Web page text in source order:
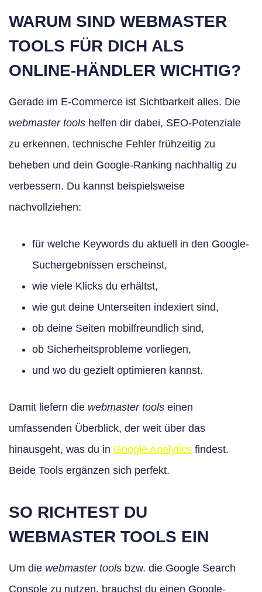
WARUM SIND WEBMASTER
TOOLS FÜR DICH ALS
ONLINE-HÄNDLER WICHTIG?
Gerade im E-Commerce ist Sichtbarkeit alles. Die
webmaster tools helfen dir dabei, SEO-Potenziale
zu erkennen, technische Fehler frühzeitig zu
beheben und dein Google-Ranking nachhaltig zu
verbessern. Du kannst beispielsweise
nachvollziehen:
für welche Keywords du aktuell in den Google-
Suchergebnissen erscheinst,
wie viele Klicks du erhältst,
wie gut deine Unterseiten indexiert sind,
ob deine Seiten mobilfreundlich sind,
ob Sicherheitsprobleme vorliegen,
und wo du gezielt optimieren kannst.
Damit liefern die webmaster tools einen
umfassenden Überblick, der weit über das
hinausgeht, was du in Google Analytics findest.
Beide Tools ergänzen sich perfekt.
SO RICHTEST DU
WEBMASTER TOOLS EIN
Um die webmaster tools bzw. die Google Search
Console zu nutzen, brauchst du einen Google-